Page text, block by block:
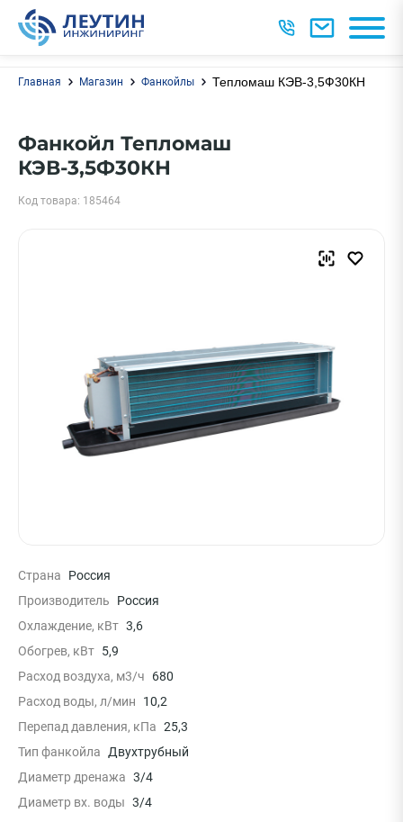
Главная Магазин Фанкойлы Тепломаш КЭВ-3,5Ф30КН
Фанкойл Тепломаш
КЭВ-3,5Ф30КН
Код товара: 185464
Страна
Россия
Производитель
Россия
Охлаждение, кВт 3,6
Обогрев, кВт 5,9
Расход воздуха, м3/ч
680
Расход воды, л/мин
10,2
Перепад давления, кПа 25,3
Тип фанкойла
Двухтрубный
Диаметр дренажа 3/4
Диаметр вх. воды 3/4